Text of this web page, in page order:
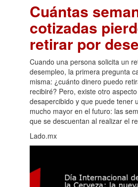
Cuántas
cotizadas
retirar por
Cuando una persona solicita un
desempleo, la primera pregunta
misma: ¿cuánto dinero puedo
recibiré? Pero, existe otro
desapercibido y que puede tener
mucho mayor en el futuro: las
que se descuentan al realizar el
Lado.mx